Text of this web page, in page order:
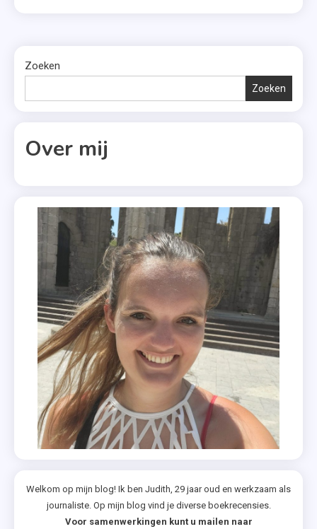
Zoeken
Zoeken
Over mij
Welkom op mijn blog! Ik ben Judith, 29 jaar oud en werkzaam als
journaliste. Op mijn blog vind je diverse boekrecensies.
Voor samenwerkingen kunt u mailen naar